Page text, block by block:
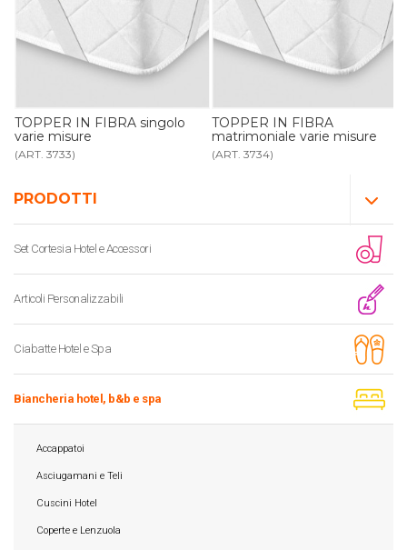
PRODOTTI
Set Cortesia Hotel e Accessori
Articoli Personalizzabili
Ciabatte Hotel e Spa
Biancheria hotel, b&b e spa
Accappatoi
Asciugamani e Teli
Cuscini Hotel
Coperte e Lenzuola
TOPPER IN FIBRA singolo
varie misure
(ART. 3733)
TOPPER IN FIBRA
matrimoniale varie misure
(ART. 3734)